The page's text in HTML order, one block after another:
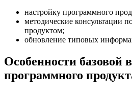
настройку программного
методические консультации
продуктом;
обновление типовых
Особенности базовой
программного